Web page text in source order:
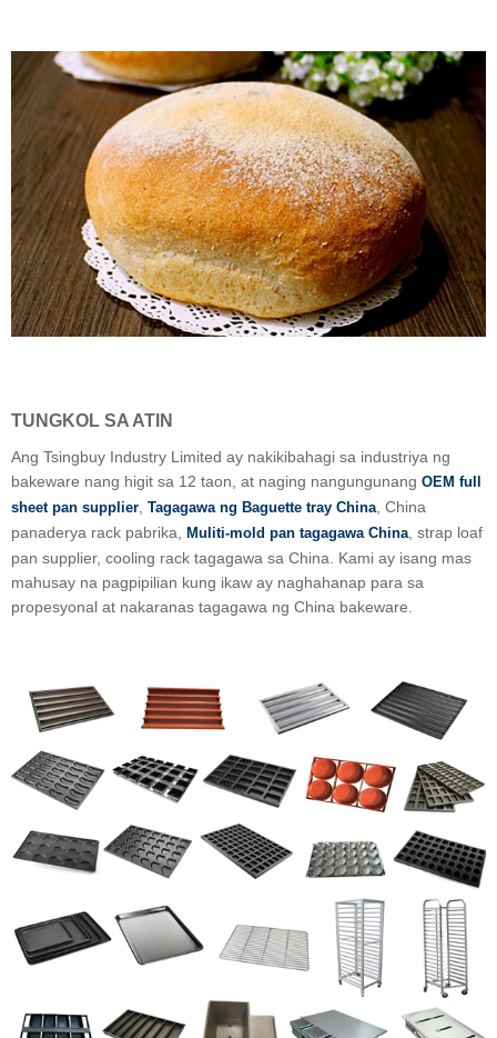
TUNGKOL SA ATIN
Ang Tsingbuy Industry Limited ay nakikibahagi sa industriya ng
bakeware nang higit sa 12 taon, at naging nangungunang OEM full
sheet pan supplier Tagagawa ng Baguette tray China , China
panaderya rack pabrika,
Muliti-mold pan tagagawa China , strap loaf
pan supplier, cooling rack tagagawa sa China. Kami ay isang mas
mahusay na pagpipilian kung ikaw ay naghahanap para sa
propesyonal at nakaranas tagagawa ng China bakeware.